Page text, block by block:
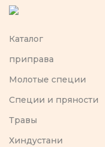
Каталог
приправа
Молотые специи
Специи и пряности
Травы
Хиндустани